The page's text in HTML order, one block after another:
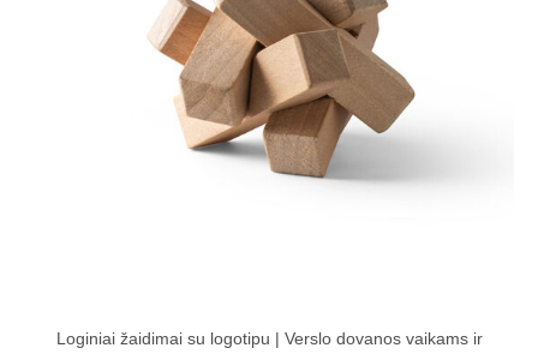
Loginiai žaidimai su logotipu | Verslo dovanos vaikams ir